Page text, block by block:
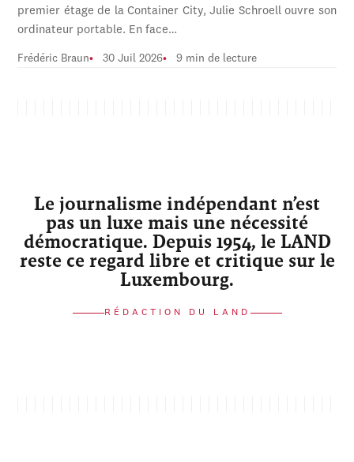
premier étage de la Container City, Julie Schroell ouvre son
ordinateur portable. En face…
Frédéric Braun 30 Juil 2026 9 min de lecture
Le journalisme indépendant n’est
pas un luxe mais une nécessité
démocratique. Depuis 1954, le LAND
reste ce regard libre et critique sur le
Luxembourg.
RÉDACTION DU LAND